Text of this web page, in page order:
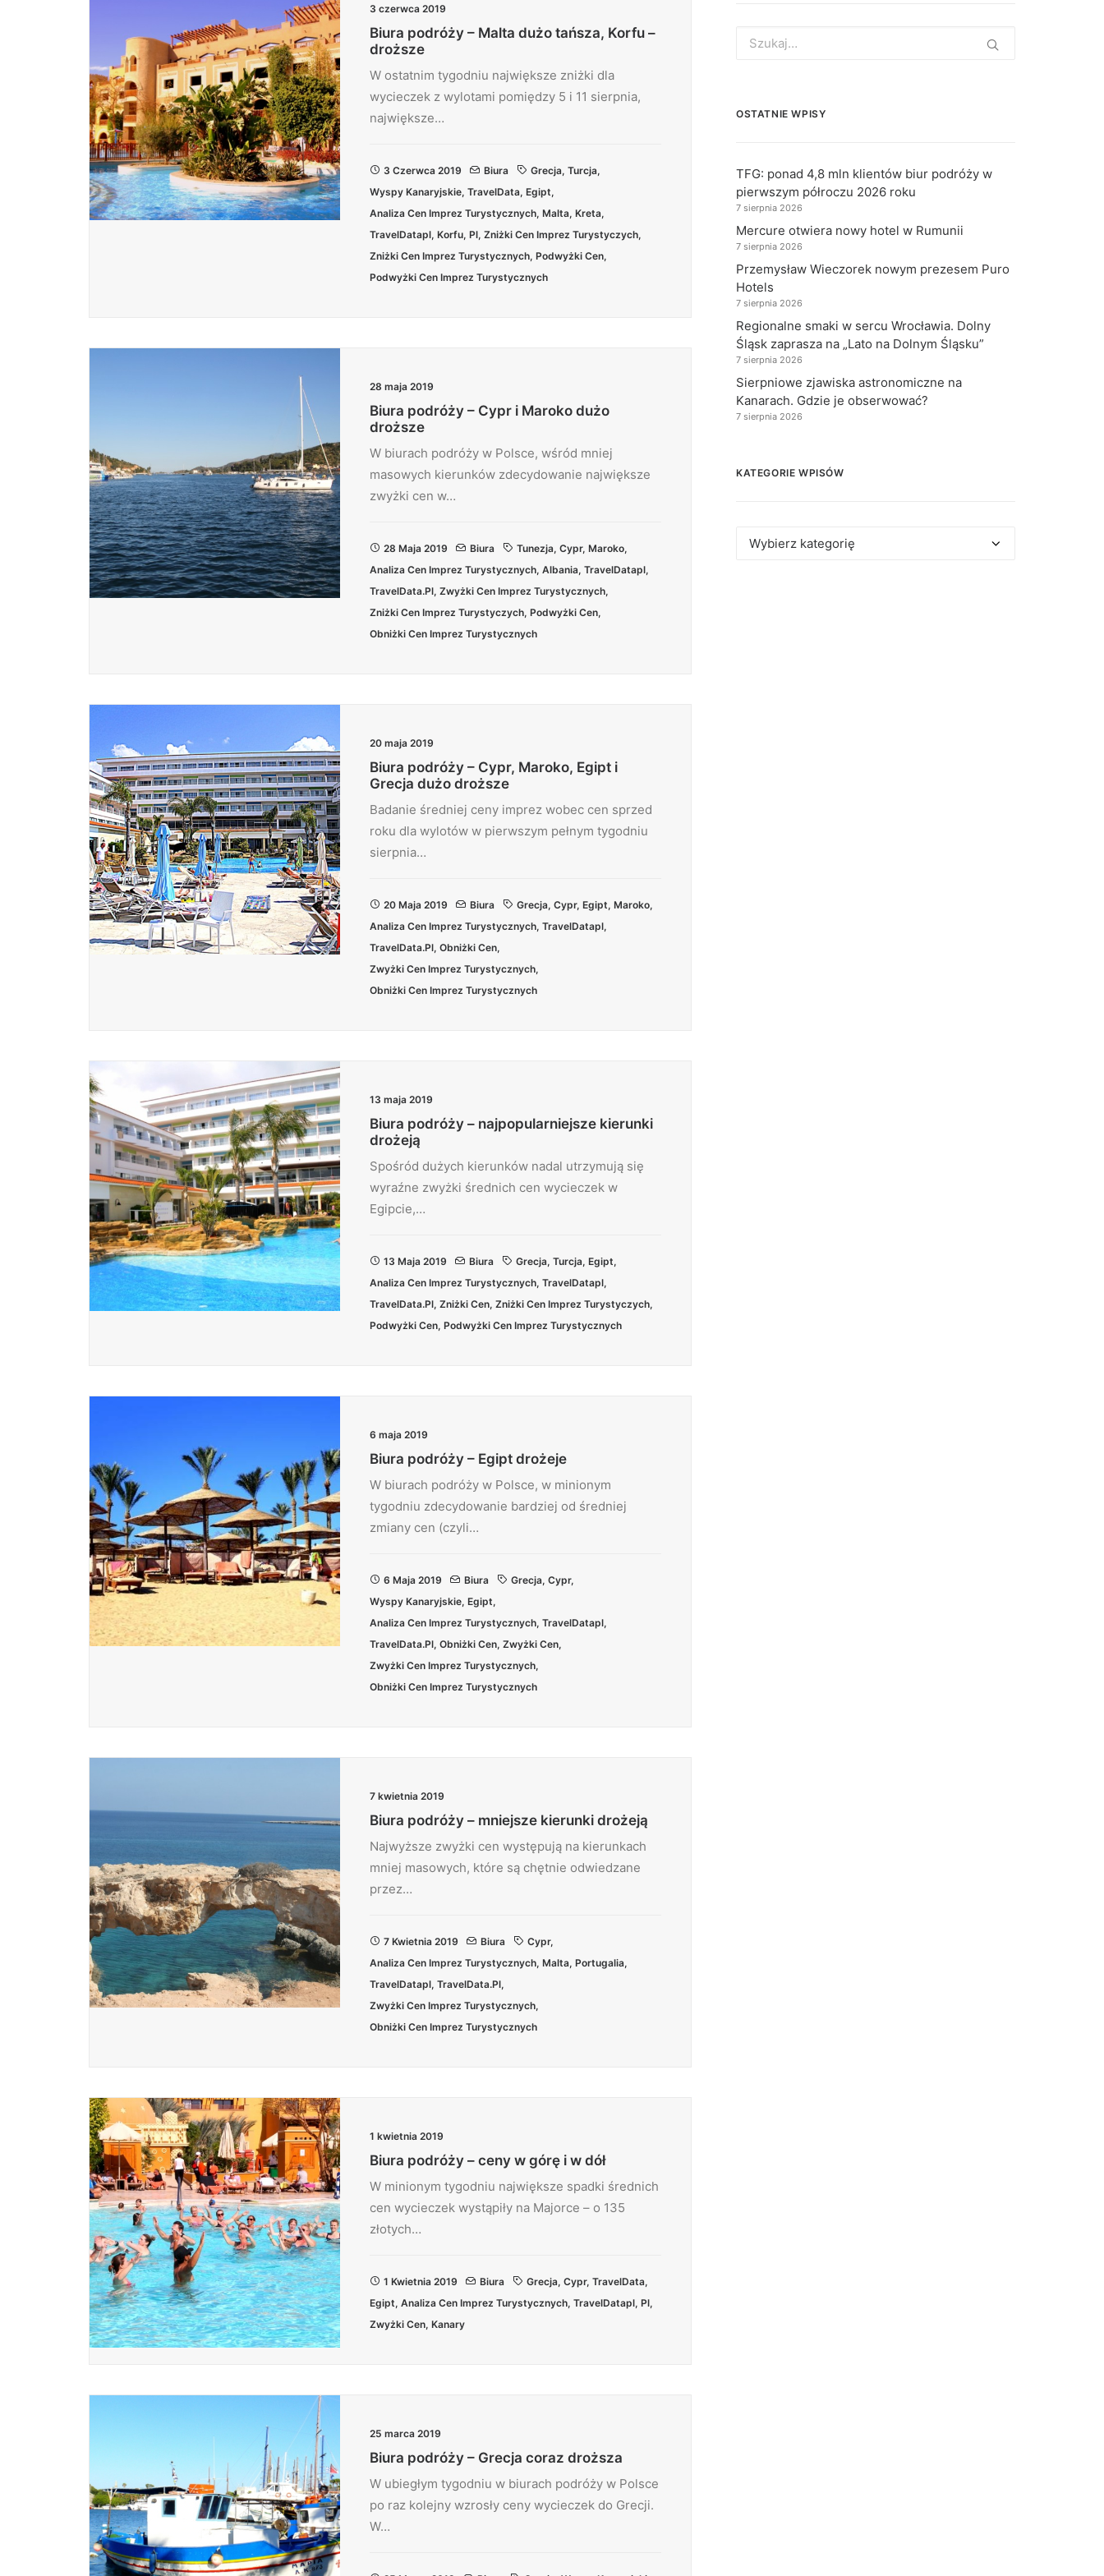
3 czerwca 2019
Biura podróży – Malta dużo tańsza, Korfu –
droższe
W ostatnim tygodniu największe zniżki dla
wycieczek z wylotami pomiędzy 5 i 11 sierpnia,
największe…
3 Czerwca 2019 Biura Grecja, Turcja,
Wyspy Kanaryjskie, TravelData, Egipt,
Analiza Cen Imprez Turystycznych, Malta, Kreta,
TravelDatapl, Korfu, Pl, Zniżki Cen Imprez Turystyczych,
Zniżki Cen Imprez Turystycznych, Podwyżki Cen,
Podwyżki Cen Imprez Turystycznych
28 maja 2019
Biura podróży – Cypr i Maroko dużo
droższe
W biurach podróży w Polsce, wśród mniej
masowych kierunków zdecydowanie największe
zwyżki cen w…
28 Maja 2019 Biura Tunezja, Cypr, Maroko,
Analiza Cen Imprez Turystycznych, Albania, TravelDatapl,
TravelData.pl, Zwyżki Cen Imprez Turystycznych,
Zniżki Cen Imprez Turystyczych, Podwyżki Cen,
Obniżki Cen Imprez Turystycznych
20 maja 2019
Biura podróży – Cypr, Maroko, Egipt i
Grecja dużo droższe
Badanie średniej ceny imprez wobec cen sprzed
roku dla wylotów w pierwszym pełnym tygodniu
sierpnia…
20 Maja 2019 Biura Grecja, Cypr, Egipt, Maroko,
Analiza Cen Imprez Turystycznych, TravelDatapl,
TravelData.pl, Obniżki Cen,
Zwyżki Cen Imprez Turystycznych,
Obniżki Cen Imprez Turystycznych
13 maja 2019
Biura podróży – najpopularniejsze kierunki
drożeją
Spośród dużych kierunków nadal utrzymują się
wyraźne zwyżki średnich cen wycieczek w
Egipcie,…
13 Maja 2019 Biura Grecja, Turcja, Egipt,
Analiza Cen Imprez Turystycznych, TravelDatapl,
TravelData.pl, Zniżki Cen, Zniżki Cen Imprez Turystyczych,
Podwyżki Cen, Podwyżki Cen Imprez Turystycznych
6 maja 2019
Biura podróży – Egipt drożeje
W biurach podróży w Polsce, w minionym
tygodniu zdecydowanie bardziej od średniej
zmiany cen (czyli…
6 Maja 2019 Biura Grecja, Cypr,
Wyspy Kanaryjskie, Egipt,
Analiza Cen Imprez Turystycznych, TravelDatapl,
TravelData.pl, Obniżki Cen, Zwyżki Cen,
Zwyżki Cen Imprez Turystycznych,
Obniżki Cen Imprez Turystycznych
7 kwietnia 2019
Biura podróży – mniejsze kierunki drożeją
Najwyższe zwyżki cen występują na kierunkach
mniej masowych, które są chętnie odwiedzane
przez…
7 Kwietnia 2019 Biura Cypr,
Analiza Cen Imprez Turystycznych, Malta, Portugalia,
TravelDatapl, TravelData.pl,
Zwyżki Cen Imprez Turystycznych,
Obniżki Cen Imprez Turystycznych
1 kwietnia 2019
Biura podróży – ceny w górę i w dół
W minionym tygodniu największe spadki średnich
cen wycieczek wystąpiły na Majorce – o 135
złotych…
1 Kwietnia 2019 Biura Grecja, Cypr, TravelData,
Egipt, Analiza Cen Imprez Turystycznych, TravelDatapl, Pl,
Zwyżki Cen, Kanary
25 marca 2019
Biura podróży – Grecja coraz droższa
W ubiegłym tygodniu w biurach podróży w Polsce
po raz kolejny wzrosły ceny wycieczek do Grecji.
W…
for:
OSTATNIE WPISY
TFG: ponad 4,8 mln klientów biur podróży w
pierwszym półroczu 2026 roku
7 sierpnia 2026
Mercure otwiera nowy hotel w Rumunii
7 sierpnia 2026
Przemysław Wieczorek nowym prezesem Puro
Hotels
7 sierpnia 2026
Regionalne smaki w sercu Wrocławia. Dolny
Śląsk zaprasza na „Lato na Dolnym Śląsku”
7 sierpnia 2026
Sierpniowe zjawiska astronomiczne na
Kanarach. Gdzie je obserwować?
7 sierpnia 2026
KATEGORIE WPISÓW
Kategorie